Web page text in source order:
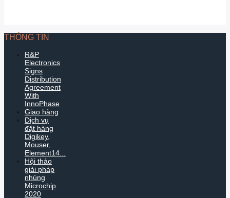
THÔNG TIN
R&P
Electronics
Signs
Distribution
Agreement
With
InnoPhase
Giao hàng
Dịch vụ
đặt hàng
Digikey,
Mouser,
Element14...
Hội thảo
giải pháp
nhúng
Microchip
2020